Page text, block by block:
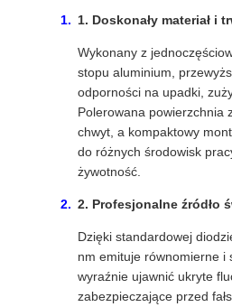
1. Doskonały materiał i
Wykonany z
stopu aluminium,
odporności na upadki,
Polerowana powierzchnia
chwyt, a kompaktowy
do różnych środowisk
żywotność.
2. Profesjonalne źródło
Dzięki standardowej
nm emituje równomierne i
wyraźnie ujawnić ukryte
zabezpieczające przed